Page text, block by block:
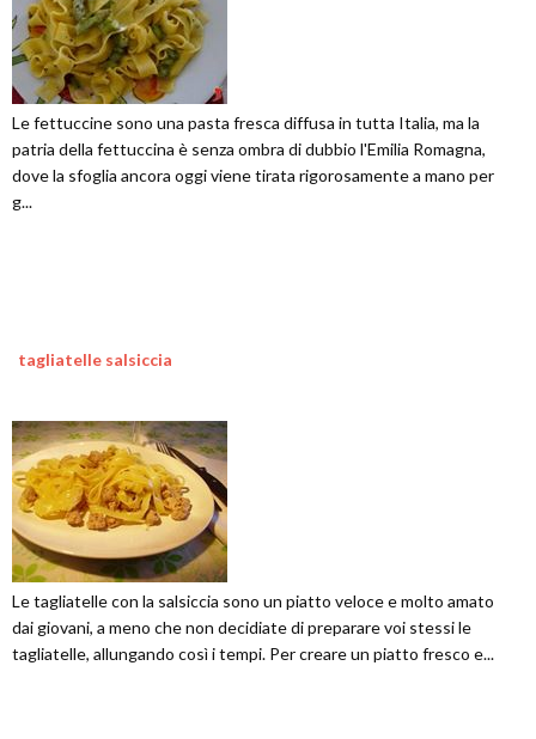
Le fettuccine sono una pasta fresca diffusa in tutta Italia, ma la
patria della fettuccina è senza ombra di dubbio l'Emilia Romagna,
dove la sfoglia ancora oggi viene tirata rigorosamente a mano per
g...
tagliatelle salsiccia
Le tagliatelle con la salsiccia sono un piatto veloce e molto amato
dai giovani, a meno che non decidiate di preparare voi stessi le
tagliatelle, allungando così i tempi. Per creare un piatto fresco e...